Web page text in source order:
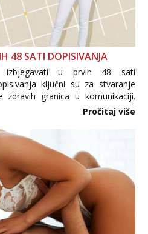
48 SATI DOPISIVANJA
izbjegavati u prvih 48 sati
ključni su za stvaranje
granica u komunikaciji.
otkrivanje osobnih ili intimnih
osoba još nije zaslužila to
Pročitaj više